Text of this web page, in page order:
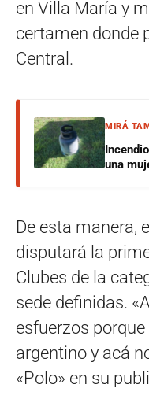
en Villa María y
certamen donde
Central.
MIRÁ
una
De esta manera,
disputará la
Clubes de la
sede definidas.
esfuerzos
argentino y acá
«Polo» en su